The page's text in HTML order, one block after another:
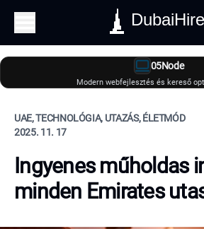
05Node
Modern webfejlesztés és kereső
UAE, TECHNOLÓGIA, UTAZÁS, ÉLETMÓD
2025. 11. 17
Ingyenes műholdas
minden Emirates